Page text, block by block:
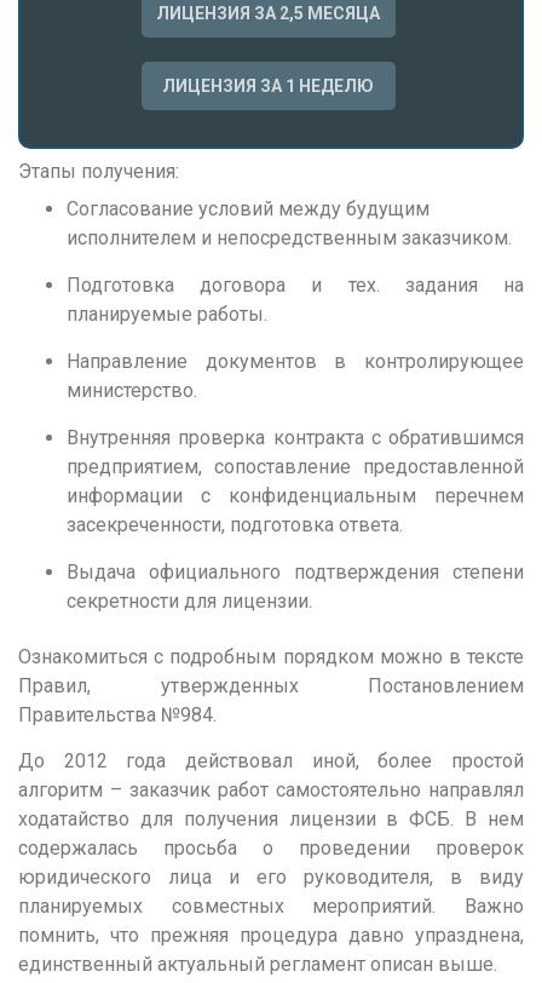
ЛИЦЕНЗИЯ ЗА 2,5 МЕСЯЦА
ЛИЦЕНЗИЯ ЗА 1 НЕДЕЛЮ
Этапы получения:
Согласование условий между будущим
исполнителем и непосредственным заказчиком.
Подготовка договора и тех. задания на
планируемые работы.
Направление документов в контролирующее
министерство.
Внутренняя проверка контракта с обратившимся
предприятием, сопоставление предоставленной
информации с конфиденциальным перечнем
засекреченности, подготовка ответа.
Выдача официального подтверждения степени
секретности для лицензии.
Ознакомиться с подробным порядком можно в тексте
Правил, утвержденных Постановлением
Правительства №984.
До 2012 года действовал иной, более простой
алгоритм – заказчик работ самостоятельно направлял
ходатайство для получения лицензии в ФСБ. В нем
содержалась просьба о проведении проверок
юридического лица и его руководителя, в виду
планируемых совместных мероприятий. Важно
помнить, что прежняя процедура давно упразднена,
единственный актуальный регламент описан выше.
Севастополь
Симферополь
Смоленск
Сочи
Ставрополь
Тамбов
Тверь
Тольятти
Томск
Тула
Тюмень
У
Ульяновск
Уфа
Х
Хабаровск
Ч